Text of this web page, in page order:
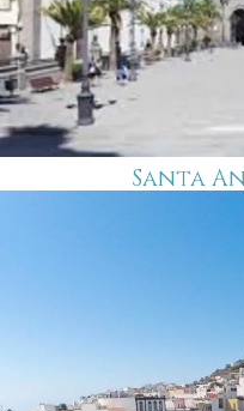
Santa